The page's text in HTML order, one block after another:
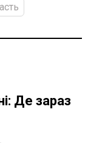
Де зараз